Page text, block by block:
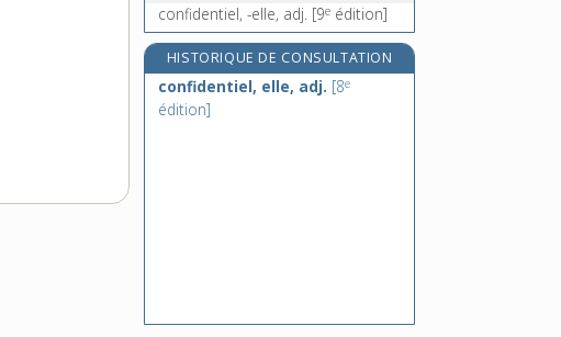
confidentiel, -elle, adj. [9e édition]
HISTORIQUE DE CONSULTATION
confidentiel, elle, adj. [8e
édition]